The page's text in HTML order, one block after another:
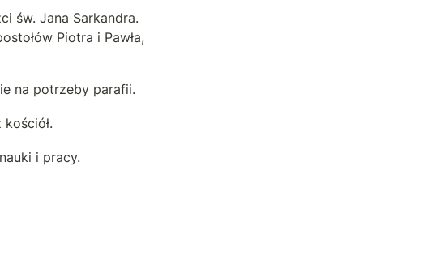
św. Jana Sarkandra.
Piotra i Pawła,
na potrzeby parafii.
i pracy.